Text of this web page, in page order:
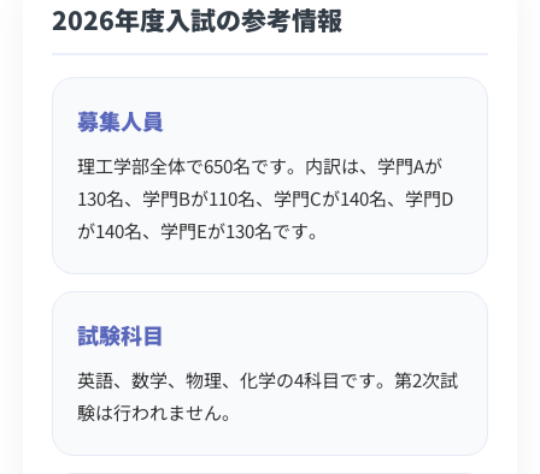
2026年度入試の参考情報
募集人員
理工学部全体で650名です。内訳は、学門Aが
130名、学門Bが110名、学門Cが140名、学門D
が140名、学門Eが130名です。
試験科目
英語、数学、物理、化学の4科目です。第2次試
験は行われません。